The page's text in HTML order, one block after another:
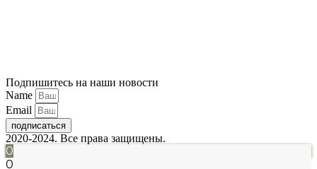
Подпишитесь на наши новости
Name
Email
подписаться
2020-2024. Все права защищены.
0
0